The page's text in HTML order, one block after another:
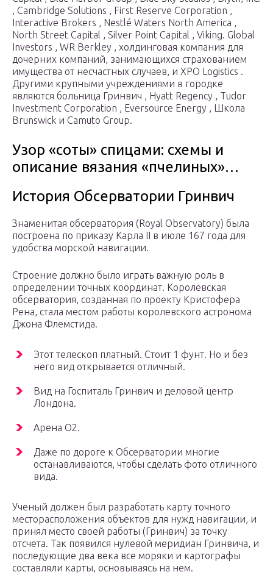
, Cambridge Solutions , First Reserve Corporation ,
Interactive Brokers , Nestlé Waters North America ,
North Street Capital , Silver Point Capital , Viking. Global
Investors , WR Berkley , холдинговая компания для
дочерних компаний, занимающихся страхованием
имущества от несчастных случаев, и XPO Logistics .
Другими крупными учреждениями в городке
являются больница Гринвич , Hyatt Regency , Tudor
Investment Corporation , Eversource Energy , Школа
Brunswick и Camuto Group.
Узор «соты» спицами: схемы и
описание вязания «пчелиных»…
История Обсерватории Гринвич
Знаменитая обсерватория (Royal Observatory) была
построена по приказу Карла II в июле 167 года для
удобства морской навигации.
Строение должно было играть важную роль в
определении точных координат. Королевская
обсерватория, созданная по проекту Кристофера
Рена, стала местом работы королевского астронома
Джона Флемстида.
Этот телескоп платный. Стоит 1 фунт. Но и без
него вид открывается отличный.
Вид на Госпиталь Гринвич и деловой центр
Лондона.
Арена О2.
Даже по дороге к Обсерватории многие
останавливаются, чтобы сделать фото отличного
вида.
Ученый должен был разработать карту точного
месторасположения объектов для нужд навигации, и
принял место своей работы (Гринвич) за точку
отсчета. Так появился нулевой меридиан Гринвича, и
последующие два века все моряки и картографы
составляли карты, основываясь на нем.